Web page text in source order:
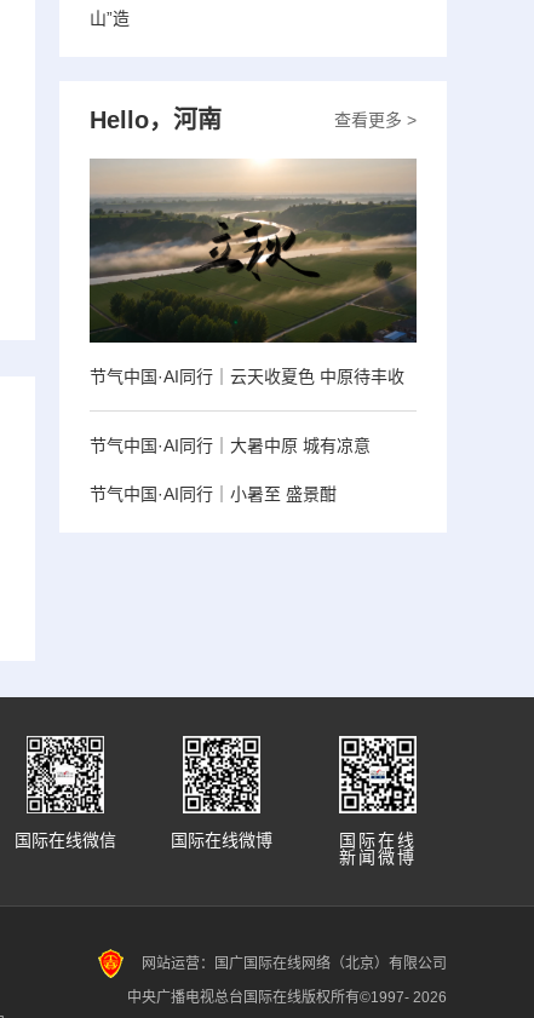
山”造
查看更多 >
Hello，河南
节气中国·AI同行｜云天收夏色 中原待丰收
节气中国·AI同行｜大暑中原 城有凉意
节气中国·AI同行｜小暑至 盛景酣
国际在线
新闻微博
国际在线微博
国际在线微信
网站运营：国广国际在线网络（北京）有限公司
中央广播电视总台国际在线版权所有©1997- 2026